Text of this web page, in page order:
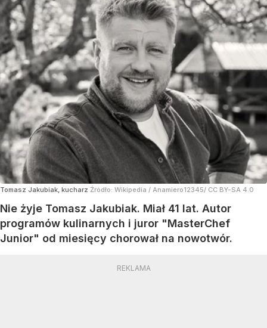
Tomasz Jakubiak, kucharz Źródło: Wikipedia / Anamiero12345/ CC BY-SA 4.0
Nie żyje Tomasz Jakubiak. Miał 41 lat. Autor
programów kulinarnych i juror "MasterChef
Junior" od miesięcy chorował na nowotwór.